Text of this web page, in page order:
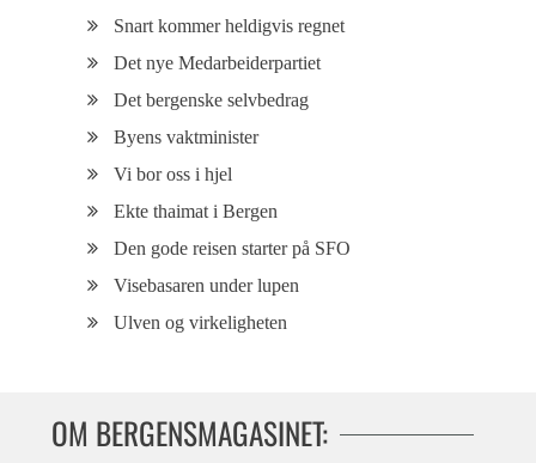
Snart kommer heldigvis regnet
Det nye Medarbeiderpartiet
Det bergenske selvbedrag
Byens vaktminister
Vi bor oss i hjel
Ekte thaimat i Bergen
Den gode reisen starter på SFO
Visebasaren under lupen
Ulven og virkeligheten
OM BERGENSMAGASINET: